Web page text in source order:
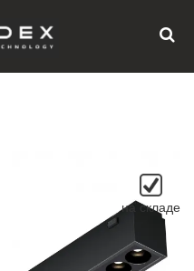
на складе